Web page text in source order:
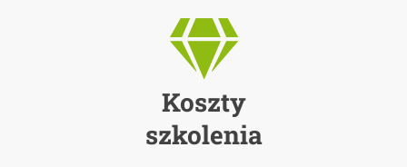
Koszty
szkolenia